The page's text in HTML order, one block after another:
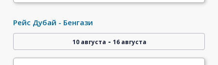
Рейс Дубай - Бенгази
10 августа - 16 августа